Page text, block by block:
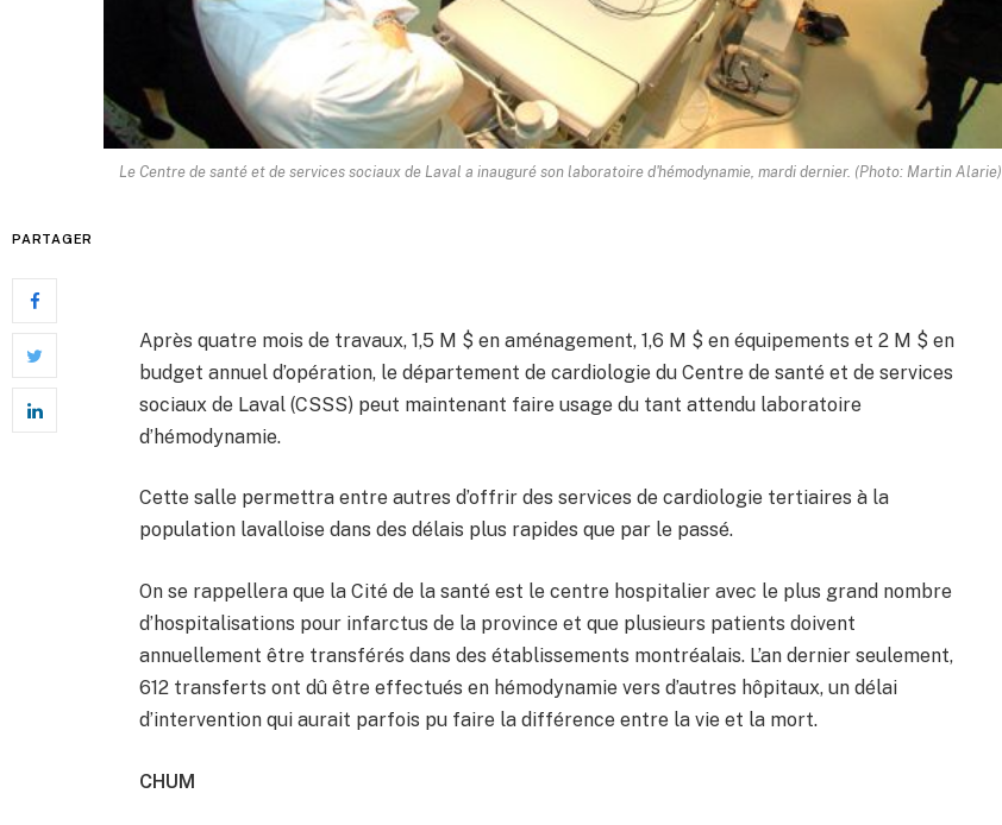
Le Centre de santé et de services sociaux de Laval a inauguré son laboratoire d'hémodynamie, mardi dernier. (Photo: Martin Alarie)
PARTAGER
Après quatre mois de travaux, 1,5 M $ en aménagement, 1,6 M $ en équipements et 2 M $ en
budget annuel d’opération, le département de cardiologie du Centre de santé et de services
sociaux de Laval (CSSS) peut maintenant faire usage du tant attendu laboratoire
d’hémodynamie.
Cette salle permettra entre autres d’offrir des services de cardiologie tertiaires à la
population lavalloise dans des délais plus rapides que par le passé.
On se rappellera que la Cité de la santé est le centre hospitalier avec le plus grand nombre
d’hospitalisations pour infarctus de la province et que plusieurs patients doivent
annuellement être transférés dans des établissements montréalais. L’an dernier seulement,
612 transferts ont dû être effectués en hémodynamie vers d’autres hôpitaux, un délai
d’intervention qui aurait parfois pu faire la différence entre la vie et la mort.
CHUM